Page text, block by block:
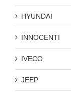
HYUNDAI
INNOCENTI
IVECO
JEEP